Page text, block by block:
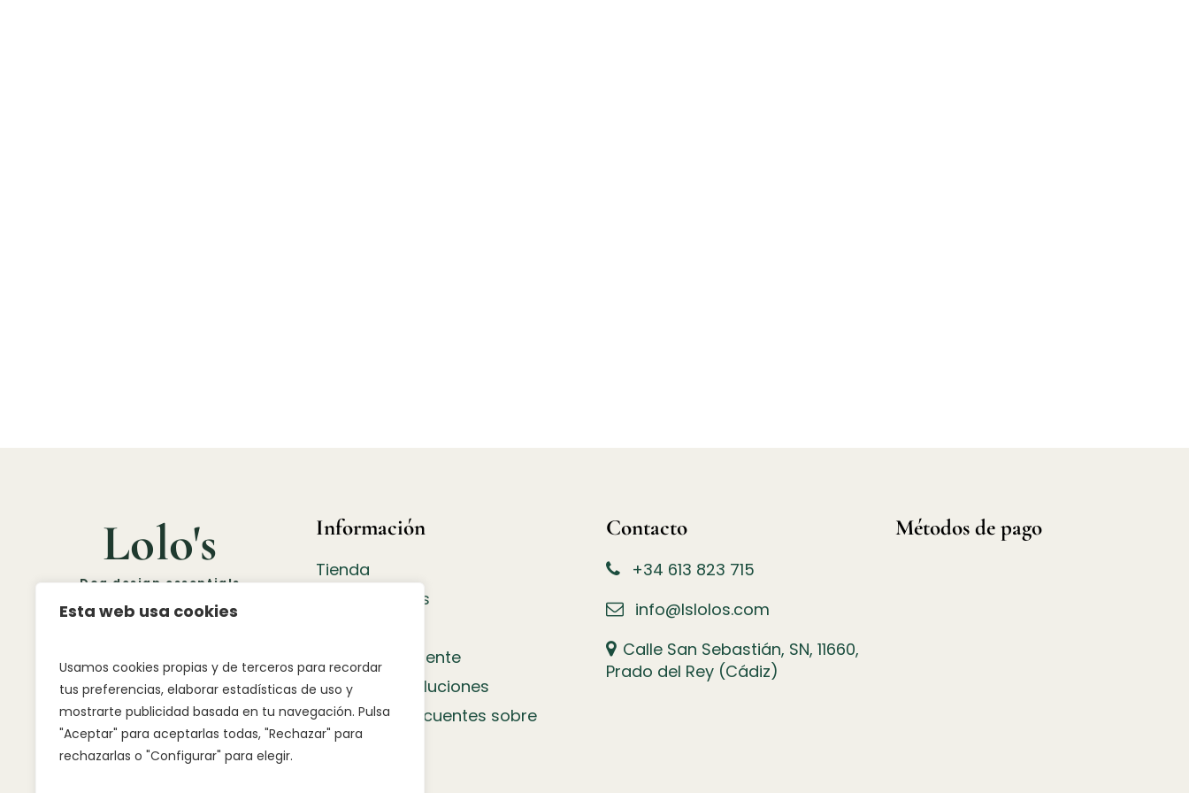
Esta web usa cookies
Usamos cookies propias y de terceros para recordar
tus preferencias, elaborar estadísticas de uso y
mostrarte publicidad basada en tu navegación. Pulsa
"Aceptar" para aceptarlas todas, "Rechazar" para
rechazarlas o "Configurar" para elegir.
Lolo's
Dog design essentials
Información
Tienda
Guía de Tallas
Atención al cliente
Envíos y Devoluciones
Preguntas frecuentes sobre
LOLO’S
Contacto
+34 613 823 715
info@lslolos.com
Calle San Sebastián, SN, 11660,
Prado del Rey (Cádiz)
Métodos de pago